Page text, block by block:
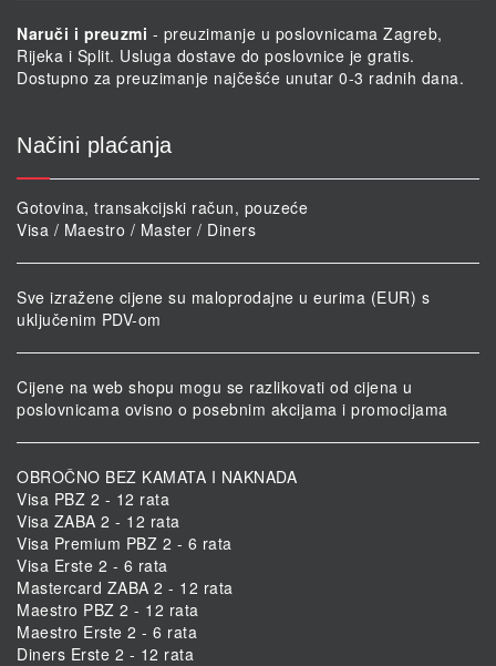
Naruči i preuzmi - preuzimanje u poslovnicama Zagreb,
Rijeka i Split. Usluga dostave do poslovnice je gratis.
Dostupno za preuzimanje najčešće unutar 0-3 radnih dana.
Načini plaćanja
Gotovina, transakcijski račun, pouzeće
Visa / Maestro / Master / Diners
Sve izražene cijene su maloprodajne u eurima (EUR) s
uključenim PDV-om
Cijene na web shopu mogu se razlikovati od cijena u
poslovnicama ovisno o posebnim akcijama i promocijama
OBROČNO BEZ KAMATA I NAKNADA
Visa PBZ 2 - 12 rata
Visa ZABA 2 - 12 rata
Visa Premium PBZ 2 - 6 rata
Visa Erste 2 - 6 rata
Mastercard ZABA 2 - 12 rata
Maestro PBZ 2 - 12 rata
Maestro Erste 2 - 6 rata
Diners Erste 2 - 12 rata